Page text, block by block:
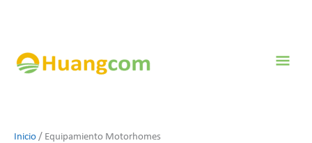
Inicio / Equipamiento Motorhomes
Ordenado